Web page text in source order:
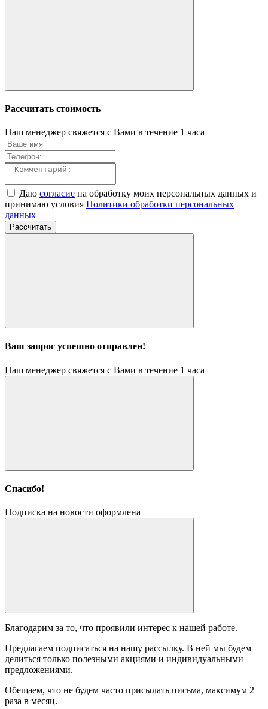
Рассчитать стоимость
Наш менеджер свяжется с Вами в течение 1 часа
Даю согласие на обработку моих персональных данных и
принимаю условия Политики обработки персональных
данных
Рассчитать
Ваш запрос успешно отправлен!
Наш менеджер свяжется с Вами в течение 1 часа
Спасибо!
Подписка на новости оформлена
Благодарим за то, что проявили интерес к нашей работе.
Предлагаем подписаться на нашу рассылку. В ней мы будем
делиться только полезными акциями и индивидуальными
предложениями.
Обещаем, что не будем часто присылать письма, максимум 2
раза в месяц.